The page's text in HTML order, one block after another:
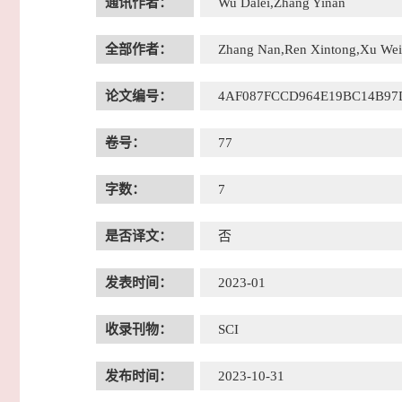
全部作者： Zhang Nan,Ren Xintong,Xu
论文编号：
卷号： 77
字数： 7
是否译文： 否
发表时间： 2023-01
收录刊物： SCI
发布时间： 2023-10-31